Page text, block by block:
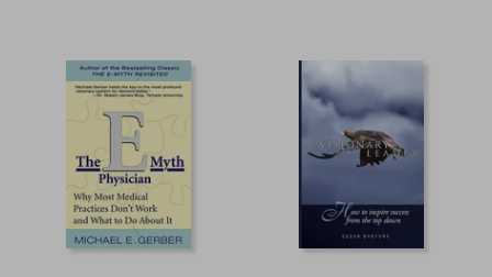
45%
dcto. $ 38.49